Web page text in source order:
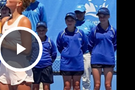
Play Video